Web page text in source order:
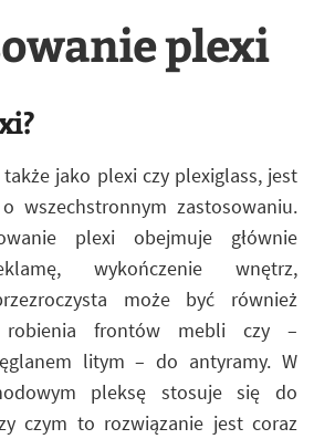
plexi
jako plexi czy plexiglass, jest
wszechstronnym zastosowaniu.
plexi obejmuje głównie
wykończenie wnętrz,
może być również
robienia frontów mebli czy –
litym – do antyramy. W
pleksę stosuje się do
czym to rozwiązanie jest coraz